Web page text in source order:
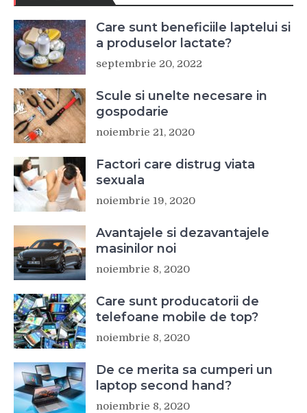
Care sunt beneficiile laptelui si
a produselor lactate?
septembrie 20, 2022
Scule si unelte necesare in
gospodarie
noiembrie 21, 2020
Factori care distrug viata
sexuala
noiembrie 19, 2020
Avantajele si dezavantajele
masinilor noi
noiembrie 8, 2020
Care sunt producatorii de
telefoane mobile de top?
noiembrie 8, 2020
De ce merita sa cumperi un
laptop second hand?
noiembrie 8, 2020